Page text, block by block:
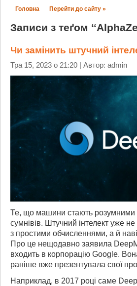
Головна Перейти до сайту »
Записи з теґом
Чи замінить штучний
Тра 15, 2023 о 21:20 | Автор: admin
Те, що машини стають розумними
сумнівів. Штучний інтелект уже
з простими обчисленнями, а й
Про це нещодавно заявила
входить в корпорацію Google.
раніше вже презентувала свої
Наприклад, в 2017 році саме